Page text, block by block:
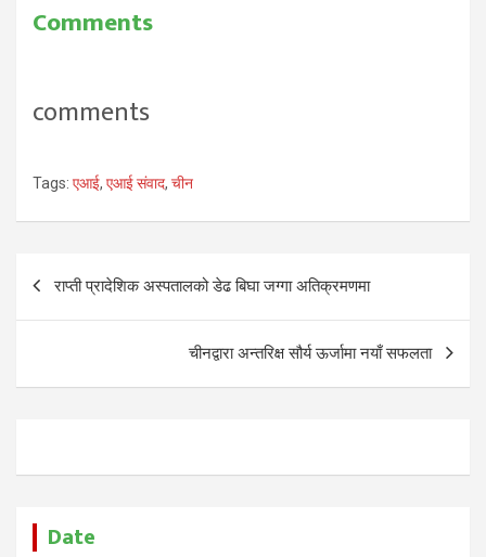
Comments
comments
Tags: एआई, एआई संवाद, चीन
Post
navigation
राप्ती प्रादेशिक अस्पतालको डेढ बिघा जग्गा अतिक्रमणमा
चीनद्वारा अन्तरिक्ष सौर्य ऊर्जामा नयाँ सफलता
Date